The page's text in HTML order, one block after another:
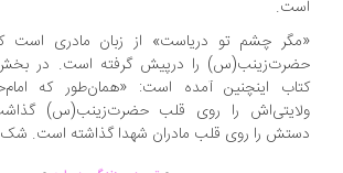
چشم تو دریاست» از زبان مادری است که
را درپیش گرفته ‌است. در بخش‌های
اینچنین آمده است: «همان‌طور که
را روی قلب حضرت‌زینب(س) گذاشت،
را روی قلب مادران شهدا گذاشته است. شک ندارم.»